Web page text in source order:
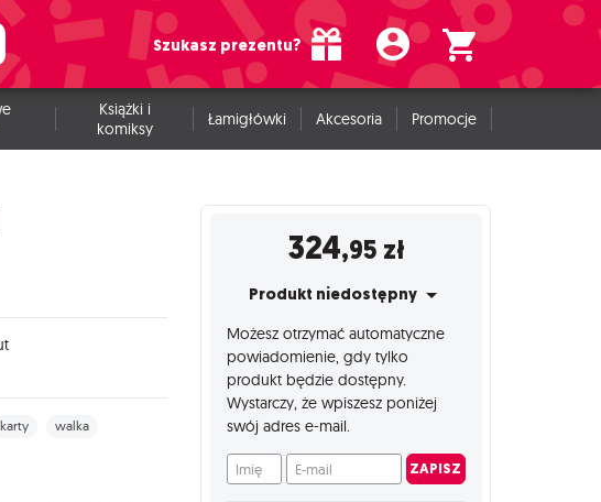
Szukasz prezentu?
Książki i
komiksy
Łamigłówki Akcesoria Promocje
karty walka
324,95 zł
Produkt niedostępny
Możesz otrzymać automatyczne
powiadomienie, gdy tylko
produkt będzie dostępny.
Wystarczy, że wpiszesz poniżej
swój adres e-mail.
Imię E-mail ZAPISZ